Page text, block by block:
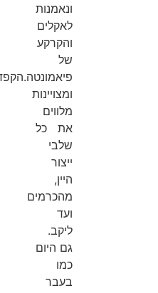
ונאמנות
לאקלים
והקרקע
של
פיאמונטה.הקפדה
ומצויינות
מלווים
את כל
שלבי
ייצור
היין,
מהכרמים
ועד
ליקב.
גם היום
כמו
בעבר